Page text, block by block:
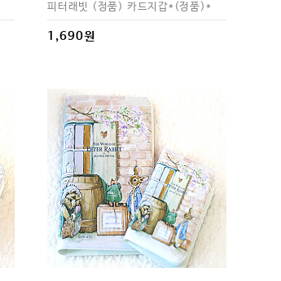
피터래빗 (정품) 카드지갑*(정품)*
1,690원